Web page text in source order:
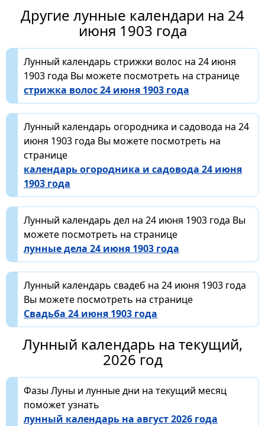
Другие лунные календари на 24
июня 1903 года
Лунный календарь стрижки волос на 24 июня
1903 года Вы можете посмотреть на странице
стрижка волос 24 июня 1903 года
Лунный календарь огородника и садовода на 24
июня 1903 года Вы можете посмотреть на
странице
календарь огородника и садовода 24 июня
1903 года
Лунный календарь дел на 24 июня 1903 года Вы
можете посмотреть на странице
лунные дела 24 июня 1903 года
Лунный календарь свадеб на 24 июня 1903 года
Вы можете посмотреть на странице
Свадьба 24 июня 1903 года
Лунный календарь на текущий,
2026 год
Фазы Луны и лунные дни на текущий месяц
поможет узнать
лунный календарь на август 2026 года